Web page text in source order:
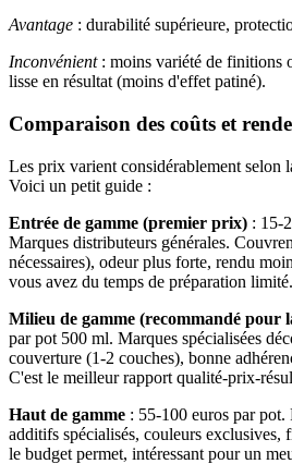
Avantage : durabilité supérieure,
Inconvénient: moins variété de finitions
lisse en résultat (moins d'effet patiné).
Comparaison des coûts et
Les prix varient considérablement selon
Voici un petit guide :
Entrée de gamme (premier prix) : 15-
Marques distributeurs générales.
nécessaires), odeur plus forte, rendu
vous avez du temps de préparation limité.
Milieu de gamme (recommandé pour
par pot 500 ml. Marques spécialisées
couverture (1-2 couches), bonne
C'est le meilleur rapport qualité-prix-
Haut de gamme : 55-100 euros par pot.
additifs spécialisés, couleurs exclusives,
le budget permet, intéressant pour un